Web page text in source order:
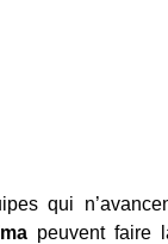
qui
peuvent faire